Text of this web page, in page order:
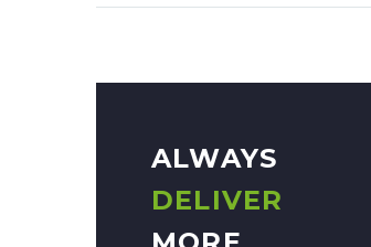
ALWAYS
DELIVER